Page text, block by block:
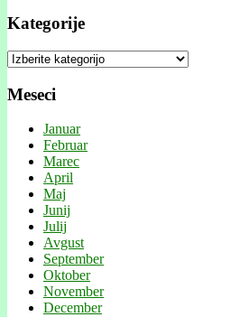
Kategorije
Kategorije
Meseci
Januar
Februar
Marec
April
Maj
Junij
Julij
Avgust
September
Oktober
November
December